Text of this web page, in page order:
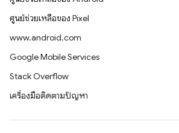
ศูนย์ช่วยเหลือของ Pixel
www.android.com
Google Mobile Services
Stack Overflow
เครื่องมือติดตามปัญหา